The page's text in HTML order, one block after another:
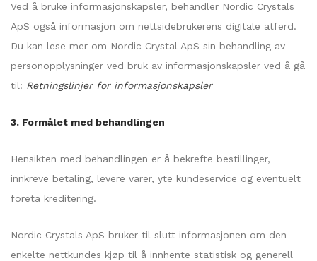
Ved å bruke informasjonskapsler, behandler Nordic Crystals
ApS også informasjon om nettsidebrukerens digitale atferd.
Du kan lese mer om Nordic Crystal ApS sin behandling av
personopplysninger ved bruk av informasjonskapsler ved å gå
til: Retningslinjer for informasjonskapsler
3. Formålet med behandlingen
Hensikten med behandlingen er å bekrefte bestillinger,
innkreve betaling, levere varer, yte kundeservice og eventuelt
foreta kreditering.
Nordic Crystals ApS bruker til slutt informasjonen om den
enkelte nettkundes kjøp til å innhente statistisk og generell